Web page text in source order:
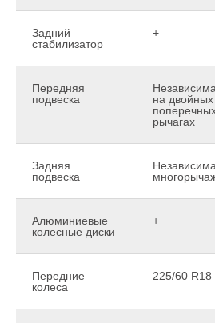
Задний
стабилизатор
+
Передняя
подвеска
на двойных
рычагах
Задняя
подвеска
Алюминиевые
колесные диски
+
Передние
колеса
225/60 R18